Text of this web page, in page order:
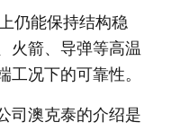
仍能保持结构稳
火箭、导弹等高温
工况下的可靠性。
司澳克泰的介绍是